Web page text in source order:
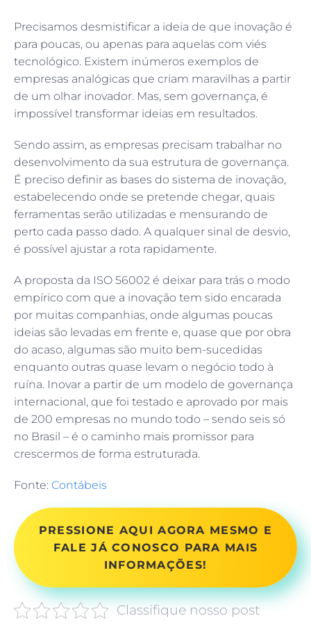
Precisamos desmistificar a ideia de que inovação é
para poucas, ou apenas para aquelas com viés
tecnológico. Existem inúmeros exemplos de
empresas analógicas que criam maravilhas a partir
de um olhar inovador. Mas, sem governança, é
impossível transformar ideias em resultados.
Sendo assim, as empresas precisam trabalhar no
desenvolvimento da sua estrutura de governança.
É preciso definir as bases do sistema de inovação,
estabelecendo onde se pretende chegar, quais
ferramentas serão utilizadas e mensurando de
perto cada passo dado. A qualquer sinal de desvio,
é possível ajustar a rota rapidamente.
A proposta da ISO 56002 é deixar para trás o modo
empírico com que a inovação tem sido encarada
por muitas companhias, onde algumas poucas
ideias são levadas em frente e, quase que por obra
do acaso, algumas são muito bem-sucedidas
enquanto outras quase levam o negócio todo à
ruína. Inovar a partir de um modelo de governança
internacional, que foi testado e aprovado por mais
de 200 empresas no mundo todo – sendo seis só
no Brasil – é o caminho mais promissor para
crescermos de forma estruturada.
Fonte: Contábeis
PRESSIONE AQUI AGORA MESMO E
FALE JÁ CONOSCO PARA MAIS
INFORMAÇÕES!
Classifique nosso post